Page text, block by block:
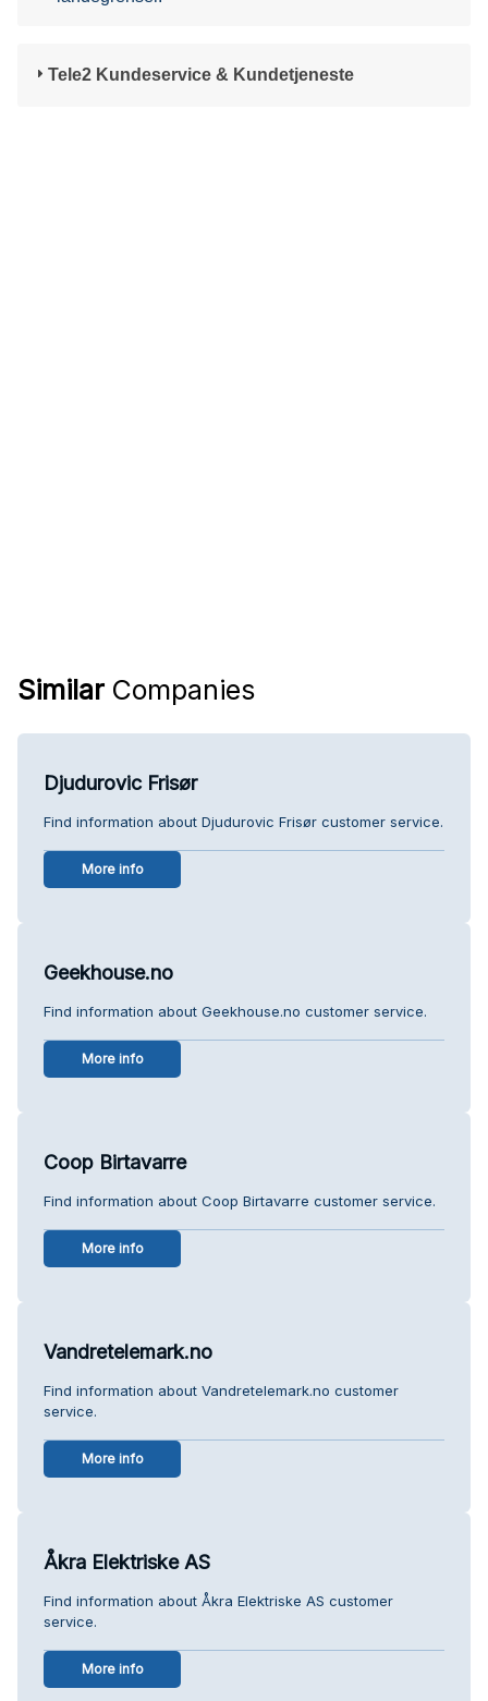
Tele2 Kundeservice & Kundetjeneste
Similar Companies
Djudurovic Frisør
Find information about Djudurovic Frisør customer service.
More info
Geekhouse.no
Find information about Geekhouse.no customer service.
More info
Coop Birtavarre
Find information about Coop Birtavarre customer service.
More info
Vandretelemark.no
Find information about Vandretelemark.no customer
service.
More info
Åkra Elektriske AS
Find information about Åkra Elektriske AS customer
service.
More info